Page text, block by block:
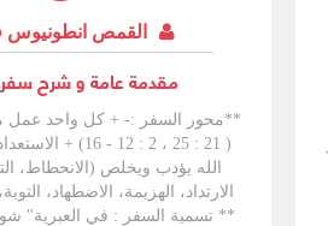
القمص انطونيوس
مقدمة عامة و شرح
**محور السفر :- + كل واحد عمل
( 21 : 25 ، 2 : 12 -
الله يؤدب ويخلص (الانحطاط،
الارتداد، الهزيمة، الاضطهاد،
** تسمية السفر : في العبرية"